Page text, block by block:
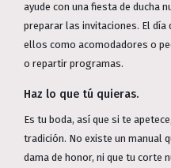
ayude con una fiesta de ducha
preparar las invitaciones. El día
ellos como acomodadores o
o repartir programas.
Haz lo que tú quieras.
Es tu boda, así que si te
tradición. No existe un manual
dama de honor, ni que tu corte